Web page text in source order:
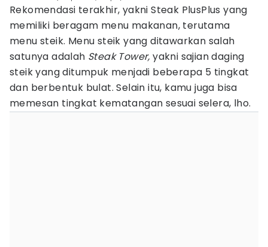
Rekomendasi terakhir, yakni Steak PlusPlus yang
memiliki beragam menu makanan, terutama
menu steik. Menu steik yang ditawarkan salah
satunya adalah Steak Tower,yakni sajian daging
steik yang ditumpuk menjadi beberapa 5 tingkat
dan berbentuk bulat. Selain itu, kamu juga bisa
memesan tingkat kematangan sesuai selera, lho.